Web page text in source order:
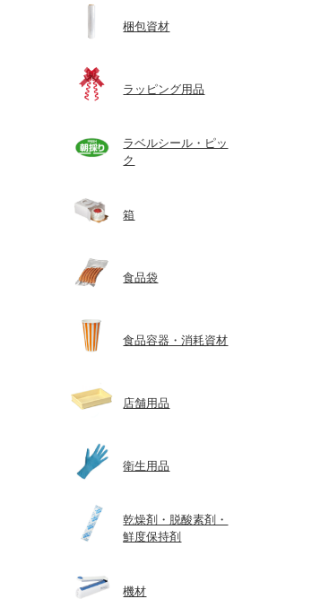
梱包資材
ラッピング用品
ラベルシール・ピッ
ク
箱
食品袋
食品容器・消耗資材
店舗用品
衛生用品
乾燥剤・脱酸素剤・
鮮度保持剤
機材